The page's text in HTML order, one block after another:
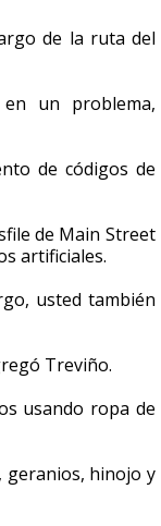
de la ruta del
un problema,
de códigos de
de Main Street
artificiales.
usted también
Treviño.
usando ropa de
geranios, hinojo y